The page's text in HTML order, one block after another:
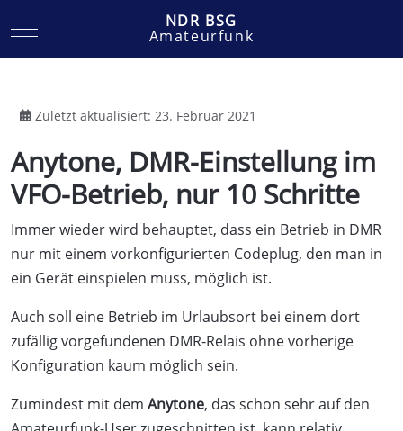
Mobile Menu Toggle NDR BSG
Amateurfunk
Zuletzt aktualisiert: 23. Februar 2021
Anytone, DMR-Einstellung im
VFO-Betrieb, nur 10 Schritte
Immer wieder wird behauptet, dass ein Betrieb in DMR
nur mit einem vorkonfigurierten Codeplug, den man in
ein Gerät einspielen muss, möglich ist.
Auch soll eine Betrieb im Urlaubsort bei einem dort
zufällig vorgefundenen DMR-Relais ohne vorherige
Konfiguration kaum möglich sein.
Zumindest mit dem Anytone, das schon sehr auf den